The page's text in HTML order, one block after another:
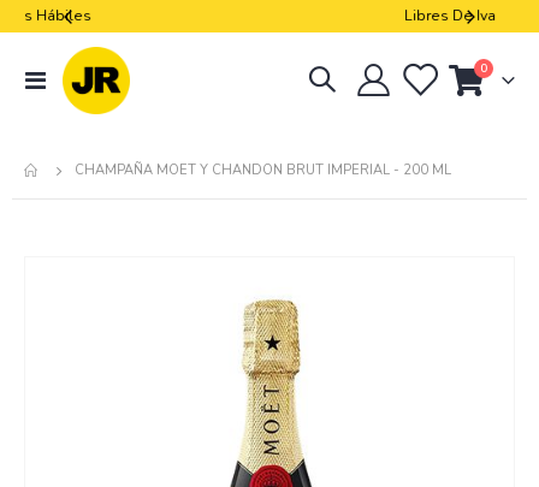
navegación
Cart
0artículos
CHAMPAÑA MOET Y CHANDON BRUT IMPERIAL - 200 ML